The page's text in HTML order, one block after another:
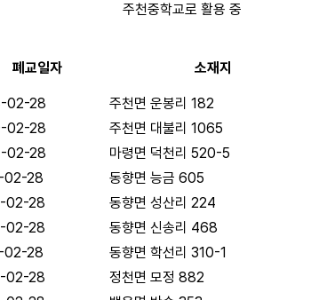
주천중학교로 활용 중
폐교일자 소재지
02-28 주천면 운봉리 182
02-28 주천면 대불리 1065
02-28 마령면 덕천리 520-5
02-28 동향면 능금 605
02-28 동향면 성산리 224
02-28 동향면 신송리 468
02-28 동향면 학선리 310-1
02-28 정천면 모정 882